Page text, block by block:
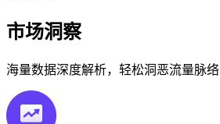
市场洞察
海量数据深度解析，轻松洞恶流量脉络